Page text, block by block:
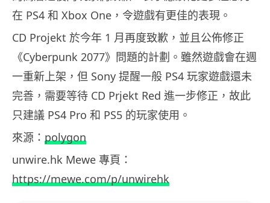
在 PS4 和 Xbox One，令遊戲有更佳的表現。
CD Projekt 於今年 1 月再度致歉，並且公佈修正
《Cyberpunk 2077》問題的計劃。雖然遊戲會在週
一重新上架，但 Sony 提醒一般 PS4 玩家遊戲還未
完善，需要等待 CD Prjekt Red 進一步修正，故此
只建議 PS4 Pro 和 PS5 的玩家使用。
來源： polygon
unwire.hk Mewe 專頁：
https://mewe.com/p/unwirehk